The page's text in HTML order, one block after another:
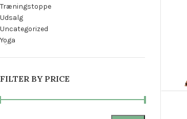
Træningstoppe
Udsalg
Uncategorized
Yoga
FILTER BY PRICE